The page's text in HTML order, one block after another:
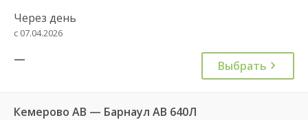
Через день
с 07.04.2026
— Выбрать
Кемерово АВ — Барнаул АВ 640Л